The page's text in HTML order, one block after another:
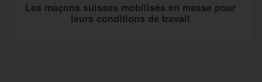
Les maçons suisses mobilisés en masse pour
leurs conditions de travail